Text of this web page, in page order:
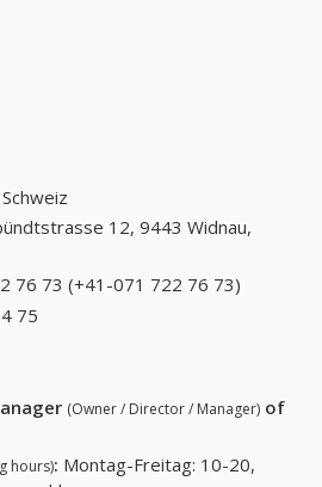
12, 9443 Widnau,
76 73 (+41-071 722 76 73)
75
(Owner / Director / Manager) of
hours): Montag-Freitag: 10-20,